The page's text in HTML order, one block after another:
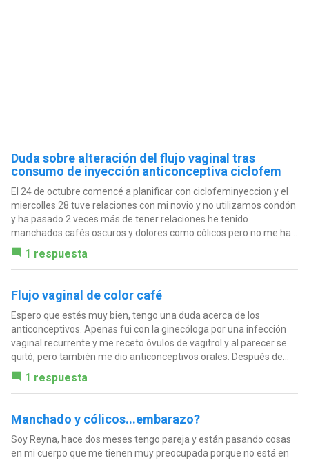
Duda sobre alteración del flujo vaginal tras
consumo de inyección anticonceptiva ciclofem
El 24 de octubre comencé a planificar con ciclofeminyeccion y el
miercolles 28 tuve relaciones con mi novio y no utilizamos condón
y ha pasado 2 veces más de tener relaciones he tenido
manchados cafés oscuros y dolores como cólicos pero no me ha...
1 respuesta
Flujo vaginal de color café
Espero que estés muy bien, tengo una duda acerca de los
anticonceptivos. Apenas fui con la ginecóloga por una infección
vaginal recurrente y me receto óvulos de vagitrol y al parecer se
quitó, pero también me dio anticonceptivos orales. Después de...
1 respuesta
Manchado y cólicos...embarazo?
Soy Reyna, hace dos meses tengo pareja y están pasando cosas
en mi cuerpo que me tienen muy preocupada porque no está en